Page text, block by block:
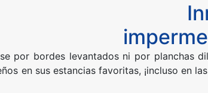
por bordes levantados ni por planchas
en sus estancias favoritas, ¡incluso en